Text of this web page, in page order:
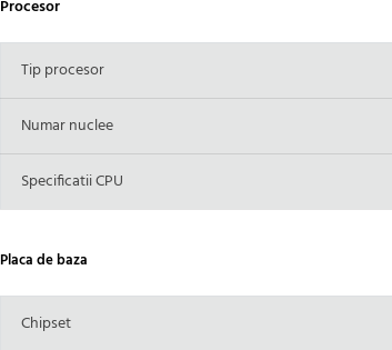
Procesor
Tip procesor
Numar nuclee
Specificatii CPU
Placa de baza
Chipset